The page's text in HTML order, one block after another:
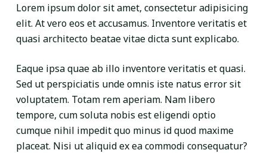
Lorem ipsum dolor sit amet, consectetur adipisicing
elit. At vero eos et accusamus. Inventore veritatis et
quasi architecto beatae vitae dicta sunt explicabo.
Eaque ipsa quae ab illo inventore veritatis et quasi.
Sed ut perspiciatis unde omnis iste natus error sit
voluptatem. Totam rem aperiam. Nam libero
tempore, cum soluta nobis est eligendi optio
cumque nihil impedit quo minus id quod maxime
placeat. Nisi ut aliquid ex ea commodi consequatur?